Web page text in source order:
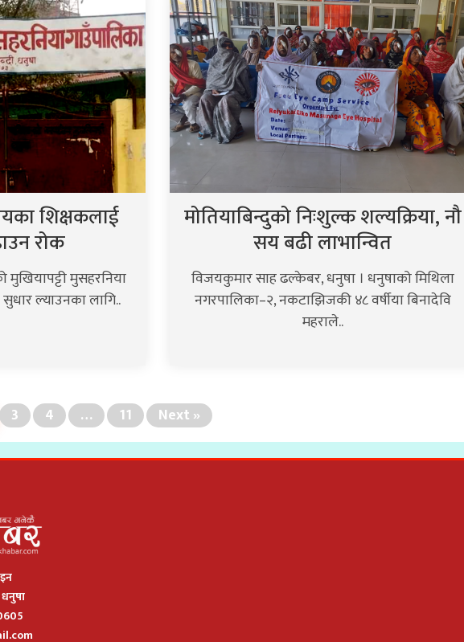
शिक्षकलाई
रोक
मुखियापट्टी मुसहरनिया
सुधार ल्याउनका लागि..
मोतियाबिन्दुको निःशुल्क शल्यक्रिया, नौ
सय बढी लाभान्वित
विजयकुमार साह ढल्केबर, धनुषा । धनुषाको मिथिला
नगरपालिका–२, नकटाझिजकी ४८ वर्षीया बिनादेवि
महराले..
3 4 … 11 Next »